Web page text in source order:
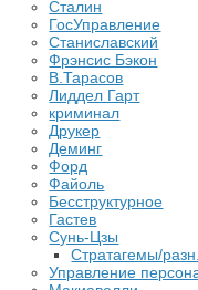
Сталин
ГосУправление
Станиславский
Фрэнсис Бэкон
В.Тарасов
Лиддел Гарт
криминал
Друкер
Деминг
Форд
Файоль
Бесструктурное
Гастев
Сунь-Цзы
Стратагемы/разн.
Управление